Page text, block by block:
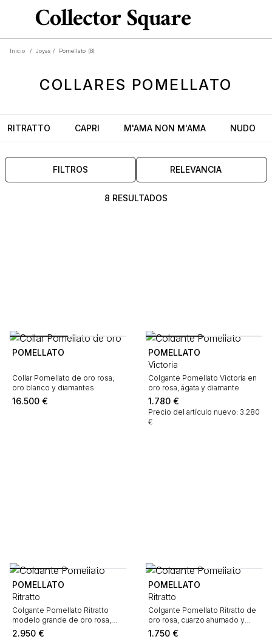
Inicio / Joyas / Pomellato (8)
COLLARES POMELLATO
RITRATTO CAPRI M'AMA NON M'AMA NUDO
FILTROS RELEVANCIA
8 RESULTADOS
POMELLATO
Collar Pomellato de oro rosa,
oro blanco y diamantes
16.500 €
POMELLATO
Victoria
Colgante Pomellato Victoria en
oro rosa, ágata y diamante
1.780 €
Precio del artículo nuevo: 3.280
€
POMELLATO
Ritratto
Colgante Pomellato Ritratto
modelo grande de oro rosa,
jaspe y diamantes
2.950 €
POMELLATO
Ritratto
Colgante Pomellato Ritratto de
oro rosa, cuarzo ahumado y
diamantes
1.750 €